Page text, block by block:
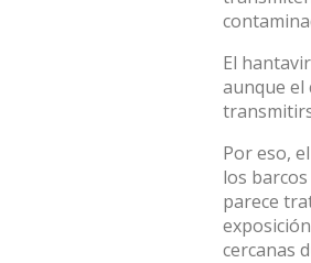
El
aunque el
Por eso,
los
parece
cercanas